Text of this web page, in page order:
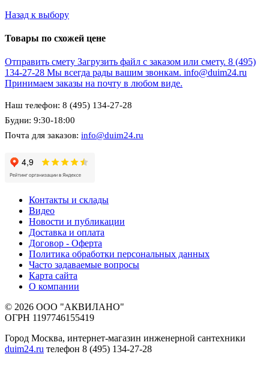
Назад к выбору
Товары по схожей цене
Отправить смету Загрузить файл с заказом или смету. 8 (495)
134-27-28 Мы всегда рады вашим звонкам. info@duim24.ru
Принимаем заказы на почту в любом виде.
Наш телефон: 8 (495) 134-27-28
Будни: 9:30-18:00
Почта для заказов: info@duim24.ru
Контакты и склады
Видео
Новости и публикации
Доставка и оплата
Договор - Оферта
Политика обработки персональных данных
Часто задаваемые вопросы
Карта сайта
О компании
© 2026 ООО "АКВИЛАНО"
ОГРН 1197746155419
Город Москва, интернет-магазин инженерной сантехники
duim24.ru телефон 8 (495) 134-27-28